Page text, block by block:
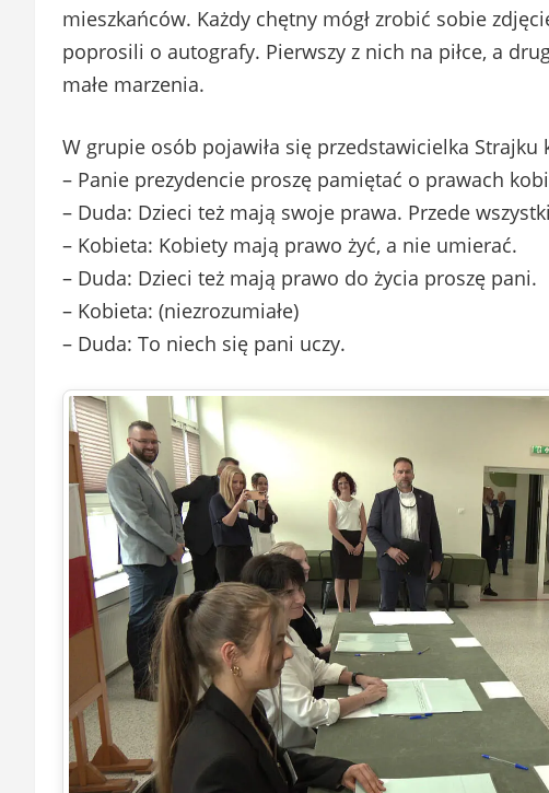
mieszkańców. Każdy chętny mógł zrobić sobie
poprosili o autografy. Pierwszy z nich na piłce, a
małe marzenia.
W grupie osób pojawiła się przedstawicielka Strajku
– Panie prezydencie proszę pamiętać o prawach
– Duda: Dzieci też mają swoje prawa. Przede
– Kobieta: Kobiety mają prawo żyć, a nie umierać.
– Duda: Dzieci też mają prawo do życia proszę pani.
– Kobieta: (niezrozumiałe)
– Duda: To niech się pani uczy.